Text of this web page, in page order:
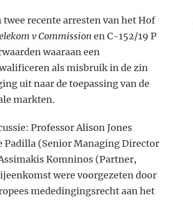
recente arresten van het Hof
v Commission en C-152/19 P
waaraan een
als misbruik in de zin
uit naar de toepassing van de
markten.
Professor Alison Jones
Padilla (Senior Managing Director
Komninos (Partner,
were voorgezeten door
mededingingsrecht aan het